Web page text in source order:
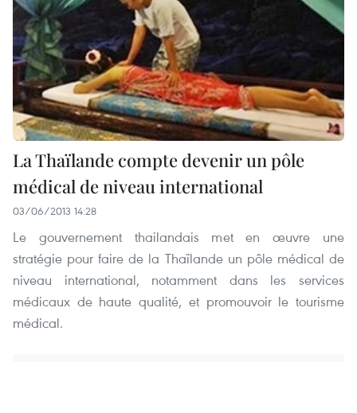
La Thaïlande compte devenir un pôle
médical de niveau international
03/06/2013 14:28
Le gouvernement thailandais met en œuvre une
stratégie pour faire de la Thaïlande un pôle médical de
niveau international, notamment dans les services
médicaux de haute qualité, et promouvoir le tourisme
médical.